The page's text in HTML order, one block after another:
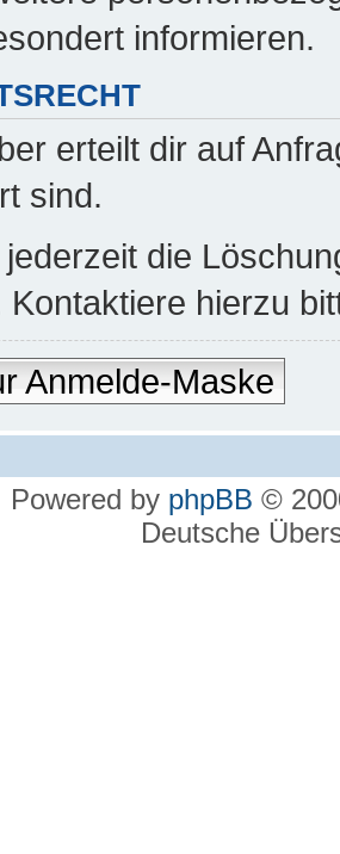
informieren.
erteilt dir auf
sind.
die
Kontaktiere hierzu
Anmelde-Maske
Powered by phpBB ©
Deutsche